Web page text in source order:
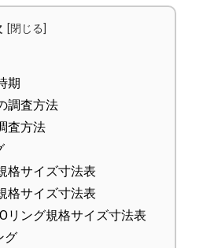
期
調査方法
査方法
格サイズ寸法表
格サイズ寸法表
リング規格サイズ寸法表
グ